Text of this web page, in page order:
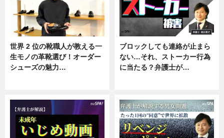
世界 2 位の靴職人が教える一
生モノの革靴選び！オーダー
シューズの魅力…
ブロックしても連絡が止まら
ない…それ、ストーカー行為
に当たる？弁護士が…